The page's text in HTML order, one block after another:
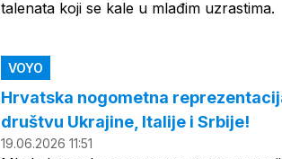
talenata koji se kale u mlađim uzrastima.
VOYO
Hrvatska nogometna
društvu Ukrajine, Italije i Srbije!
19.06.2026 11:51